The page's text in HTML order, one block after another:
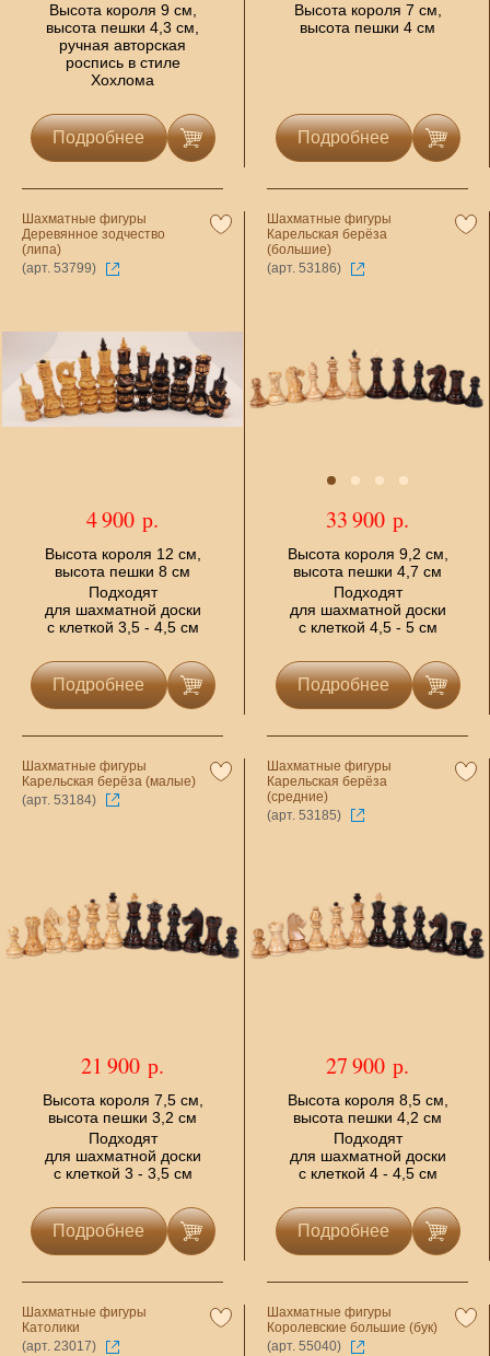
Высота короля 9 см,
высота пешки 4,3 см,
ручная авторская
роспись в стиле
Хохлома
Подробнее
Высота короля 7 см,
высота пешки 4 см
Подробнее
Шахматные фигуры
Деревянное зодчество
(липа)
(арт. 53799)
4 900 р.
Высота короля 12 см,
высота пешки 8 см
Подходят
для шахматной доски
с клеткой 3,5 - 4,5 см
Подробнее
Шахматные фигуры
Карельская берёза
(большие)
(арт. 53186)
33 900 р.
Высота короля 9,2 см,
высота пешки 4,7 см
Подходят
для шахматной доски
с клеткой 4,5 - 5 см
Подробнее
Шахматные фигуры
Карельская берёза (малые)
(арт. 53184)
21 900 р.
Высота короля 7,5 см,
высота пешки 3,2 см
Подходят
для шахматной доски
с клеткой 3 - 3,5 см
Подробнее
Шахматные фигуры
Карельская берёза
(средние)
(арт. 53185)
27 900 р.
Высота короля 8,5 см,
высота пешки 4,2 см
Подходят
для шахматной доски
с клеткой 4 - 4,5 см
Подробнее
Шахматные фигуры
Католики
(арт. 23017)
Шахматные фигуры
Королевские большие (бук)
(арт. 55040)